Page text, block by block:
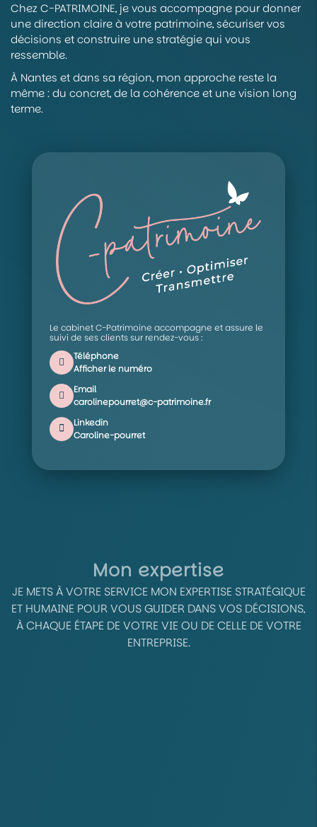
Chez C-PATRIMOINE, je vous accompagne pour donner
une direction claire à votre patrimoine, sécuriser vos
décisions et construire une stratégie qui vous
ressemble.
À Nantes et dans sa région, mon approche reste la
même : du concret, de la cohérence et une vision long
terme.
Le cabinet C-Patrimoine accompagne et assure le
suivi de ses clients sur rendez-vous :
Téléphone
Afficher le numéro
Email
carolinepourret@c-patrimoine.fr
Linkedin
Caroline-pourret
Mon expertise
JE METS À VOTRE SERVICE MON EXPERTISE STRATÉGIQUE
ET HUMAINE POUR VOUS GUIDER DANS VOS DÉCISIONS,
À CHAQUE ÉTAPE DE VOTRE VIE OU DE CELLE DE VOTRE
ENTREPRISE.